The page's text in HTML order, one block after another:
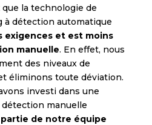
la technologie de
détection automatique
exigences et est moins
manuelle. En effet, nous
des niveaux de
éliminons toute déviation.
investi dans une
manuelle
de notre équipe